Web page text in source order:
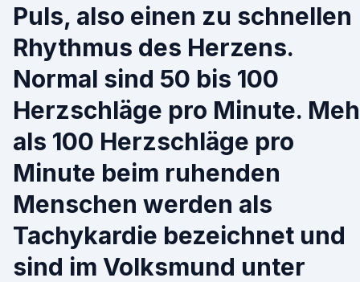
Puls, also einen zu schnellen
Rhythmus des Herzens.
Normal sind 50 bis 100
Herzschläge pro Minute.
als 100 Herzschläge pro
Minute beim ruhenden
Menschen werden als
Tachykardie bezeichnet und
sind im Volksmund unter